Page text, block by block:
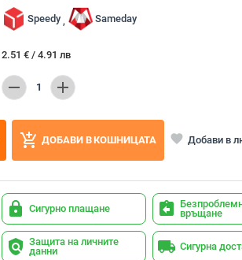
Speedy , Sameday
2.51 € / 4.91 лв
remove 1 add
add_shopping_cart ДОБАВИ В КОШНИЦАТА favorite Добави в
lock Сигурно плащане assignment_return връщане
policy Защита на личните
данни
local_shipping Сигурна